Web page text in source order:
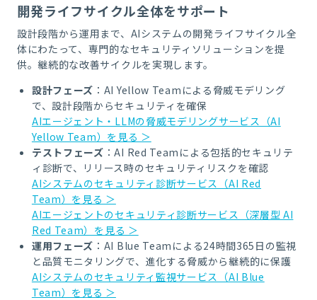
開発ライフサイクル全体をサポート
設計段階から運用まで、AIシステムの開発ライフサイクル全
体にわたって、専門的なセキュリティソリューションを提
供。継続的な改善サイクルを実現します。
設計フェーズ ：AI Yellow Teamによる脅威モデリング
で、設計段階からセキュリティを確保
AIエージェント・LLMの脅威モデリングサービス（AI
Yellow Team）を見る ＞
テストフェーズ ：AI Red Teamによる包括的セキュリテ
ィ診断で、リリース時のセキュリティリスクを確認
AIシステムのセキュリティ診断サービス（AI Red
Team）を見る ＞
AIエージェントのセキュリティ診断サービス（深層型 AI
Red Team）を見る ＞
運用フェーズ ：AI Blue Teamによる24時間365日の監視
と品質モニタリングで、進化する脅威から継続的に保護
AIシステムのセキュリティ監視サービス（AI Blue
Team）を見る ＞